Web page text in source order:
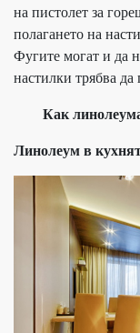
на пистолет за
полагането на
Фугите могат и да
настилки трябва
Как
Линолеум в